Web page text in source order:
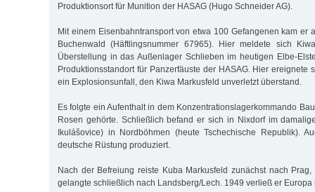
Produktionsort für Munition der HASAG (Hugo Schneider AG).
Mit einem Eisenbahntransport von etwa 100 Gefangenen kam er
Buchenwald (Häftlingsnummer 67965). Hier meldete sich
Überstellung in das Außenlager Schlieben im heutigen Elbe-
Produktionsstandort für Panzerfäuste der HASAG. Hier ereignete
ein Explosionsunfall, den Kiwa Markusfeld unverletzt überstand.
Es folgte ein Aufenthalt in dem Konzentrationslagerkommando
Rosen gehörte. Schließlich befand er sich in Nixdorf im
Ikulášovice) in Nordböhmen (heute Tschechische Republik).
deutsche Rüstung produziert.
Nach der Befreiung reiste Kuba Markusfeld zunächst nach
gelangte schließlich nach Landsberg/Lech. 1949 verließ er Europa